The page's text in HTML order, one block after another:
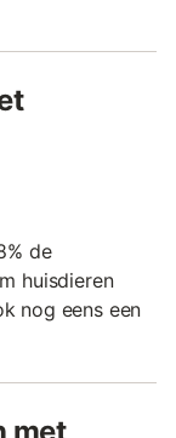
de
huisdieren
nog eens een